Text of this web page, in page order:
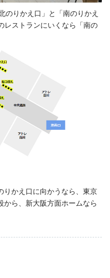
のりかえ口」と「南のりかえ
レストランにいくなら「南の
りかえ口に向かうなら、東京
から、新大阪方面ホームなら